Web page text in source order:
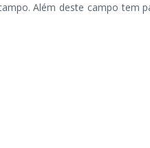
Além deste campo tem